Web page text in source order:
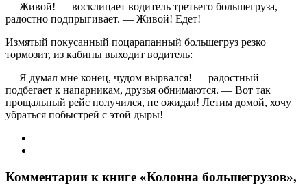
— Живой! — восклицает водитель третьего большегруза,
радостно подпрыгивает. — Живой! Едет!
Измятый покусанный поцарапанный большегруз резко
тормозит, из кабины выходит водитель:
— Я думал мне конец, чудом вырвался! — радостный
подбегает к напарникам, друзья обнимаются. — Вот так
прощальный рейс получился, не ожидал! Летим домой, хочу
убраться побыстрей с этой дыры!
Комментарии к книге «Колонна большегрузов»,